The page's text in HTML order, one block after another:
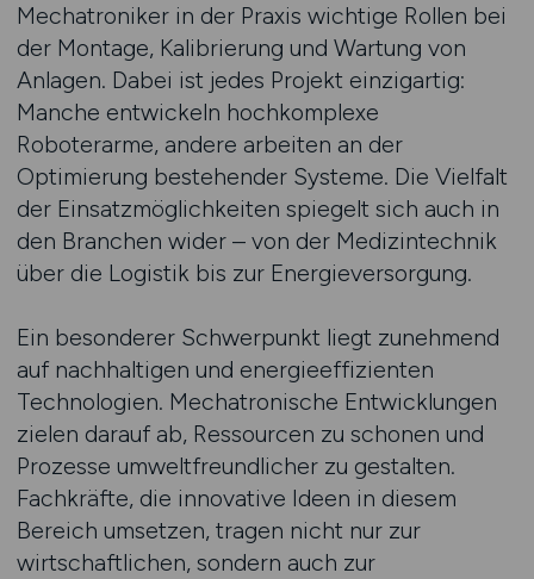
Mechatroniker in der Praxis wichtige Rollen bei
der Montage, Kalibrierung und Wartung von
Anlagen. Dabei ist jedes Projekt einzigartig:
Manche entwickeln hochkomplexe
Roboterarme, andere arbeiten an der
Optimierung bestehender Systeme. Die Vielfalt
der Einsatzmöglichkeiten spiegelt sich auch in
den Branchen wider – von der Medizintechnik
über die Logistik bis zur Energieversorgung.
Ein besonderer Schwerpunkt liegt zunehmend
auf nachhaltigen und energieeffizienten
Technologien. Mechatronische Entwicklungen
zielen darauf ab, Ressourcen zu schonen und
Prozesse umweltfreundlicher zu gestalten.
Fachkräfte, die innovative Ideen in diesem
Bereich umsetzen, tragen nicht nur zur
wirtschaftlichen, sondern auch zur